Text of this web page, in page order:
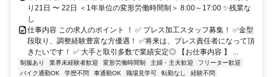
り21日 〜 22日 ＜1年単位の変形労働時間制＞ 8:00～17:00 ✨残業な
し
仕事内容 この求人のポイント ！ ✅ プレス加工スタッフ募集！ ✅金型
段取り、調整経験豊富な方優遇！ ✅将来は、プレス責任者になって頂
きたいです！ ✅ 大手と取引多数で業績安定◎ 【お仕事内容 】 ...
制服あり 業界未経験者歓迎 変形労働時間制 主婦・主夫歓迎
フリーター歓迎
バイク通勤OK
学歴不問 車通勤OK 職場見学可 転勤なし
経験不問